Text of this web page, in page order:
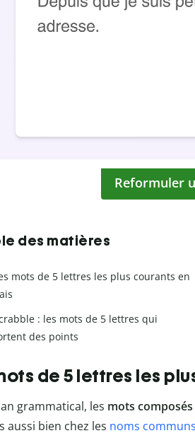
Reformuler
des matières
mots de 5 lettres les plus courants en
: les mots de 5 lettres qui
des points
de 5 lettres les
grammatical, les mots
aussi bien chez les noms communs